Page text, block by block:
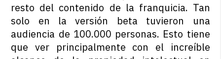
resto del contenido de la franquicia. Tan
solo en la versión beta tuvieron una
audiencia de 100.000 personas. Esto tiene
que ver principalmente con el increíble